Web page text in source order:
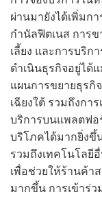
ผ่านมายังได้เพิ่มก
กำนัลฟิตเนส การ
เลี้ยง และการบริก
ดำเนินธุรกิจอยู่ได้
แผนการขยายธุรกิ
เฉียงใต้ รวมถึงกา
บริการบนแพลตฟอ
บริโภคได้มากยิ่งขึ้
รวมถึงเทคโนโลยี
เพื่อช่วยให้ร้านค้า
มากขึ้น การเข้าร่ว